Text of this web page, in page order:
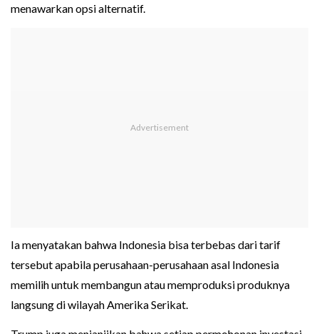
menawarkan opsi alternatif.
Ia menyatakan bahwa Indonesia bisa terbebas dari tarif
tersebut apabila perusahaan-perusahaan asal Indonesia
memilih untuk membangun atau memproduksi produknya
langsung di wilayah Amerika Serikat.